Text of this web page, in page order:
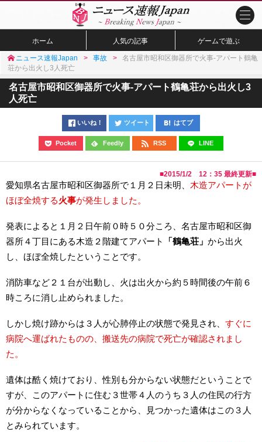
ホーム 人気の記事 ゲームで遊ぶ
ニュース速報Japan 事故
名古屋市昭和区御器所で火事-アパート鶴亀
荘から出火し3人死亡
名古屋市昭和区御器所で火事-アパート鶴亀荘から出火し3
人死亡
いいね！ ツイート はてブ
Pocket Feedly RSS LINE
■2015/1/2 12：35 最終更新■
愛知県名古屋市昭和区御器所で１月２日未明、 木造アパートが
ほぼ全焼する火事が発生しました。
発表によると１月２日午前０時５０分ころ、名古屋市昭和区御
器所４丁目にある木造２階建てアパート
「鶴亀荘」 から出火
し、ほぼ全焼したということです。
消防車など２１台が出動し、火は出火から約５時間後の午前６
時ころに消し止められました。
しかし焼け跡からは３人が心肺停止の状態で発見され、 すぐに
病院へ運ばれたものの、搬送先の病院で死亡が確認されまし
た。
遺体は酷く焼けており、性別も分からない状態だということで
すが、このアパートに住む３世帯４人のうち３人の住民の行方
が分からなくなっていることから、見つかった遺体はこの３人
とみられています。